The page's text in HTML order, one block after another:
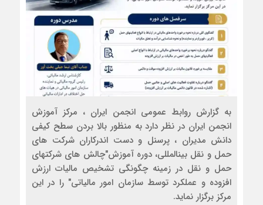
به گزارش روابط عمومی انجمن ایران ، مرکز آموزش
انجمن ایران در نظر دارد به منظور بالا بردن سطح کیفی
دانش مدیران ، پرسنل و دست اندرکاران شرکت های
حمل و نقل بین‫المللی، دوره آموزش"چالش های شرکتهای
حمل و نقل در زمینه چگونگی تشخیص مالیات ارزش
افزوده و عملکرد توسط سازمان امور مالیاتی" را در این
مرکز برگزار نماید.‬‬‬‬‬